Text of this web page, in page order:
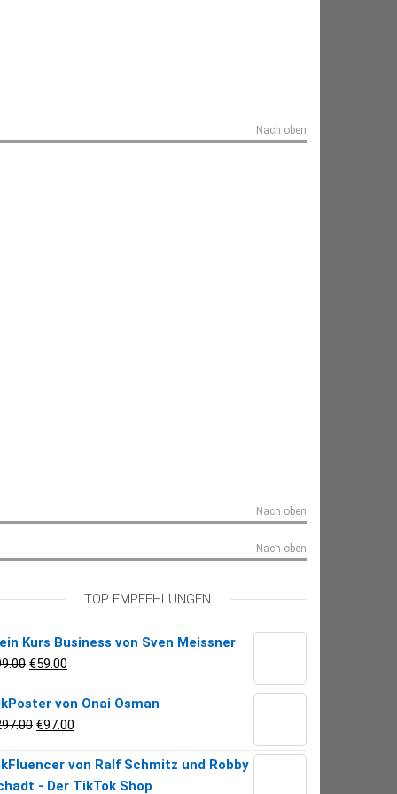
Nach oben
€199.00
Nach oben
Nach oben
TOP EMPFEHLUNGEN
Kurs Business von Sven Meissner
Ursprünglicher Preis war: €99.00
€59.00
von Onai Osman
Ursprünglicher Preis war: €297.00
€97.00
von Ralf Schmitz und Robby
- Der TikTok Shop